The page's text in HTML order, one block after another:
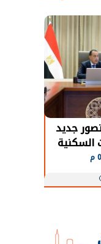
جديد
السكنية